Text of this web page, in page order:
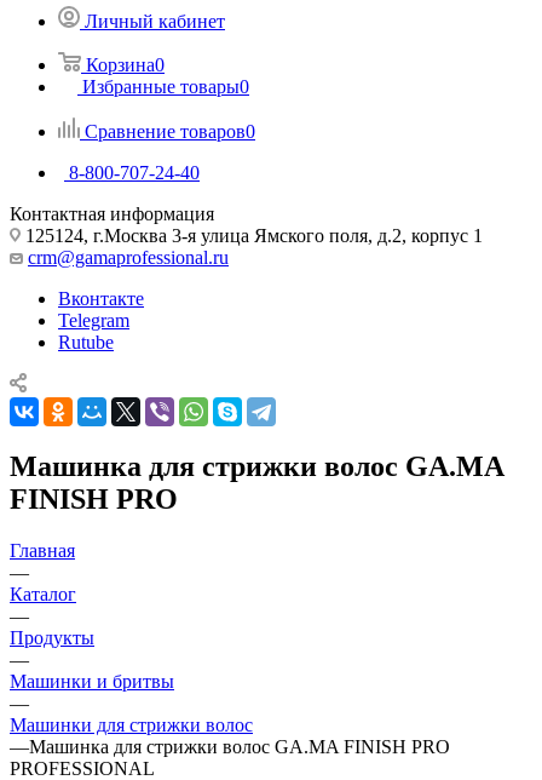
Личный кабинет
Корзина0
Избранные товары0
Сравнение товаров0
8-800-707-24-40
Контактная информация
125124, г.Москва 3-я улица Ямского поля, д.2, корпус 1
crm@gamaprofessional.ru
Вконтакте
Telegram
Rutube
Машинка для стрижки волос GA.MA
FINISH PRO
Главная
—
Каталог
—
Продукты
—
Машинки и бритвы
—
Машинки для стрижки волос
—Машинка для стрижки волос GA.MA FINISH PRO
PROFESSIONAL